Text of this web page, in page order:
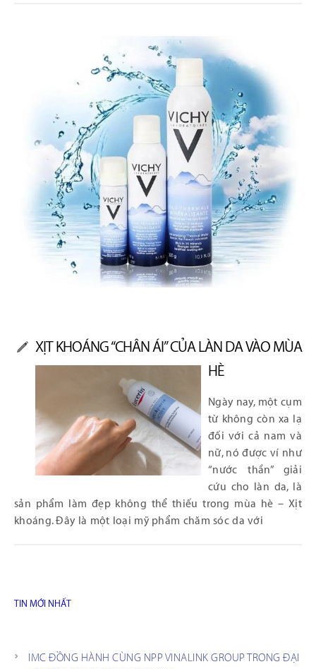
XỊT KHOÁNG “CHÂN ÁI” CỦA LÀN DA VÀO MÙA
HÈ
Ngày nay, một cụm
từ không còn xa lạ
đối với cả nam và
nữ, nó được ví như
“nước thần” giải
cứu cho làn da, là
sản phẩm làm đẹp không thể thiếu trong mùa hè – Xịt
khoáng. Đây là một loại mỹ phẩm chăm sóc da với
TIN MỚI NHẤT
IMC ĐỒNG HÀNH CÙNG NPP VINALINK GROUP TRONG ĐẠI